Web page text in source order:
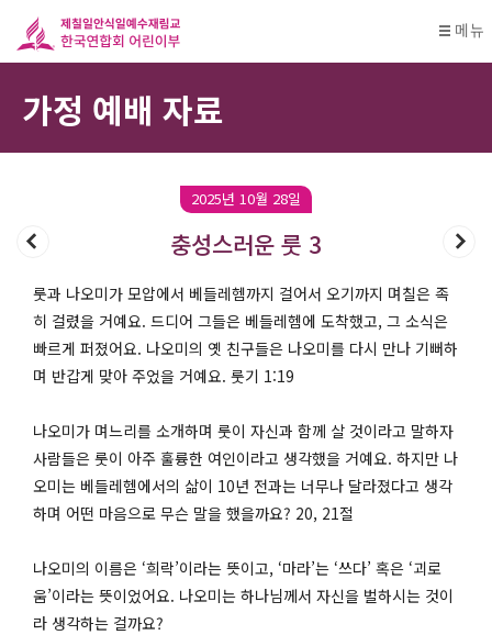
메뉴
가정 예배 자료
2025년 10월 28일
충성스러운 룻 3
룻과 나오미가 모압에서 베들레헴까지 걸어서 오기까지 며칠은 족
히 걸렸을 거예요. 드디어 그들은 베들레헴에 도착했고, 그 소식은
빠르게 퍼졌어요. 나오미의 옛 친구들은 나오미를 다시 만나 기뻐하
며 반갑게 맞아 주었을 거예요. 룻기 1:19
나오미가 며느리를 소개하며 룻이 자신과 함께 살 것이라고 말하자
사람들은 룻이 아주 훌륭한 여인이라고 생각했을 거예요. 하지만 나
오미는 베들레헴에서의 삶이 10년 전과는 너무나 달라졌다고 생각
하며 어떤 마음으로 무슨 말을 했을까요? 20, 21절
나오미의 이름은 ‘희락’이라는 뜻이고, ‘마라’는 ‘쓰다’ 혹은 ‘괴로
움’이라는 뜻이었어요. 나오미는 하나님께서 자신을 벌하시는 것이
라 생각하는 걸까요?